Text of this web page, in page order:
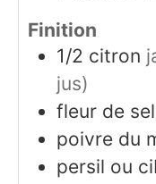
Finition
1/2 citron
jus)
fleur de sel
poivre du
persil ou